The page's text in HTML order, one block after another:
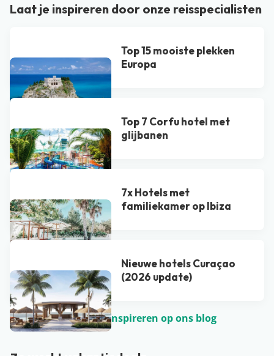
Laat je inspireren door onze reisspecialisten
Top 15 mooiste plekken
Europa
Top 7 Corfu hotel met
glijbanen
7x Hotels met
familiekamer op Ibiza
Nieuwe hotels Curaçao
(2026 update)
Laat je nog meer inspireren op ons blog